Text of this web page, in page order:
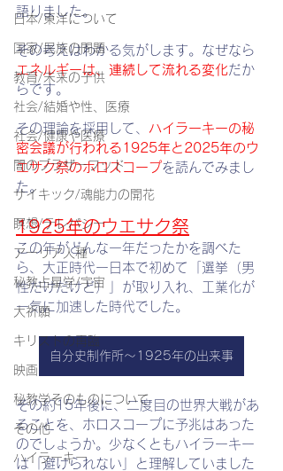
日本/東洋について
国家/民族の問題
教育/未来の子供
社会/結婚や性、医療
社会/健康や医療
闇のブラザーフッド
サイキック/魂能力の開花
瞑想/テレパシー
アーリア人種
秘教占星学/宇宙
大祈願
キリストの再臨
映画
秘教学そのものについて
その他
ハイラーキー
語りました。
その考えはわかる気がします。なぜなら
エネルギーは、連続して流れる変化だか
らです。
その理論を採用して、 ハイラーキーの秘
密会議が行われる1925年と2025年のウ
エサク祭のホロスコープを読んでみまし
た。
1925年のウエサク祭
この年がどんな一年だったかを調べた
ら、大正時代ー日本で初めて「選挙（男
性だけだけど）」が取り入れ、工業化が
一気に加速した時代でした。
自分史制作所～1925年の出来事
その約15年後に、二度目の世界大戦があ
ることを、ホロスコープに予兆はあった
のでしょうか。少なくともハイラーキー
は「避けられない」と理解していました